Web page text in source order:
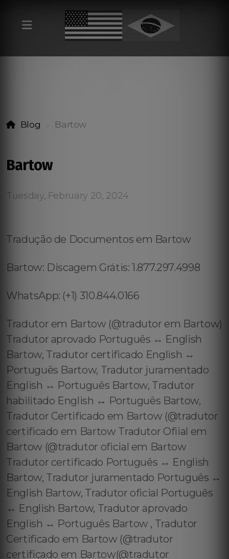
Blog Bartow
Bartow
Tuesday, February 20, 2024
Tradução de Documentos em Bartow
Bartow: Discagem Grátis: 1.877.297.4998
WhatsApp: (+1) 310.844.0166
Tradutor em Bartow (@tradutor em Bartow)
Tradutor aprovado Português ↔️ English
Bartow, Tradutor certificado English ↔️
Português Bartow, Tradutor juramentado
English ↔️ Português Bartow, Tradutor
habilitado English ↔️ Português Bartow,
Tradutor Certificado em Bartow (@tradutor
certificado em Bartow Tradutor Ofiial em
Bartow (@tradutor oficial em Bartow
Tradutor certificado Português ↔️ English
Bartow, Tradutor juramentado Português ↔️
English Bartow, Tradutor oficial Português
↔️ English Bartow, Tradutor aprovado
English ↔️ Português Bartow , Tradutor
Certificado em Bartow (@tradutor
certificado em Bartow(@tradutor